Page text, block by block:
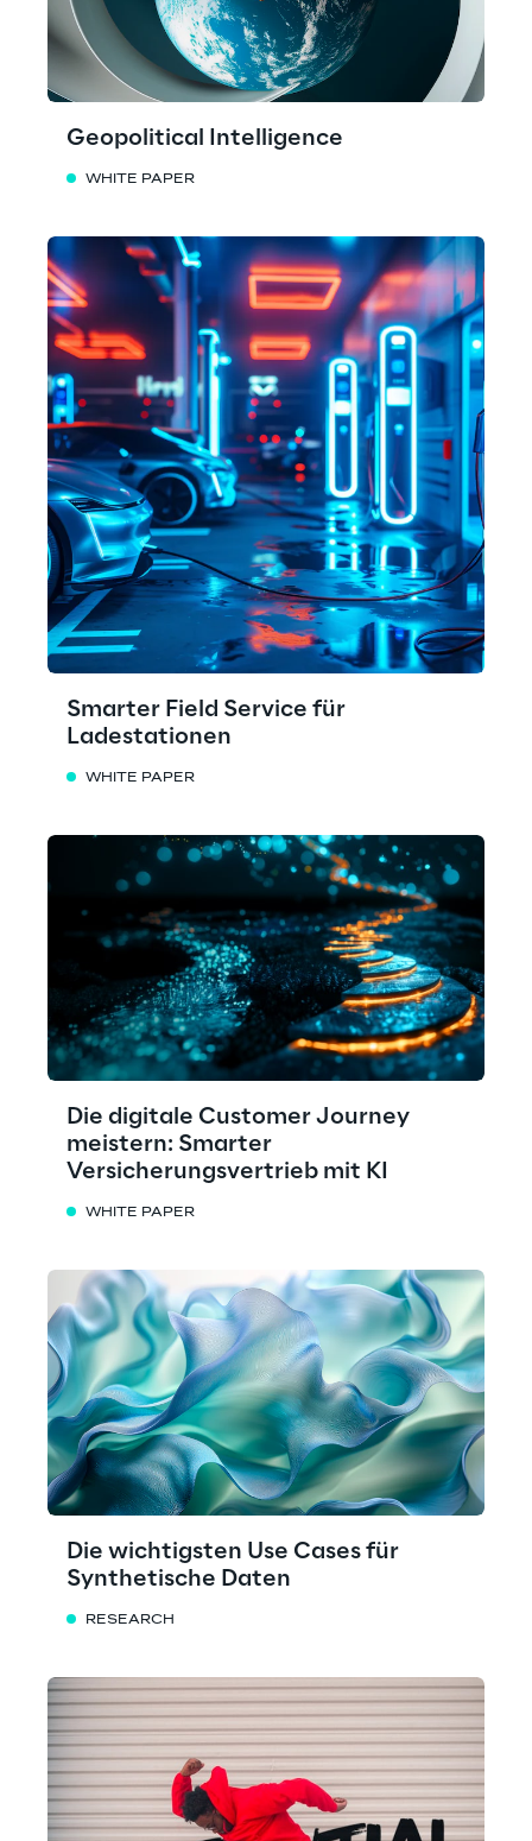
Geopolitical Intelligence
WHITE PAPER
Smarter Field Service für
Ladestationen
WHITE PAPER
Die digitale Customer Journey
meistern: Smarter
Versicherungsvertrieb mit KI
WHITE PAPER
Die wichtigsten Use Cases für
Synthetische Daten
RESEARCH